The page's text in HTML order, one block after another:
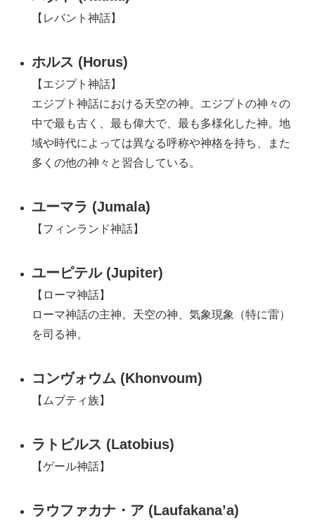
【レバント神話】
ホルス (Horus)
【エジプト神話】
エジプト神話における天空の神。エジプトの神々の
中で最も古く、最も偉大で、最も多様化した神。地
域や時代によっては異なる呼称や神格を持ち、また
多くの他の神々と習合している。
ユーマラ (Jumala)
【フィンランド神話】
ユーピテル (Jupiter)
【ローマ神話】
ローマ神話の主神。天空の神、気象現象（特に雷）
を司る神。
コンヴォウム (Khonvoum)
【ムブティ族】
ラトビルス (Latobius)
【ゲール神話】
ラウファカナ・ア (Laufakana’a)